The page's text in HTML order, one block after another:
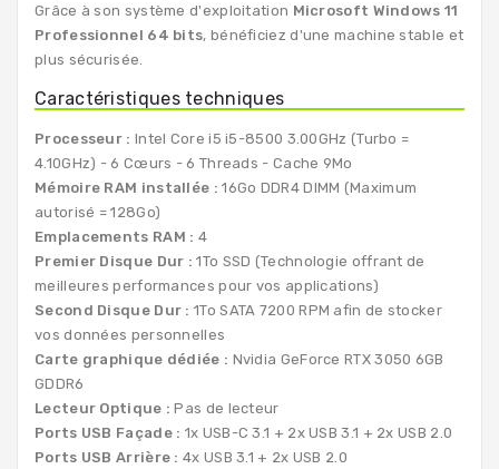
Grâce à son système d'exploitation Microsoft Windows 11
Professionnel 64 bits, bénéficiez d'une machine stable et
plus sécurisée.
Caractéristiques techniques
Processeur : Intel Core i5 i5-8500 3.00GHz (Turbo =
4.10GHz) - 6 Cœurs - 6 Threads - Cache 9Mo
Mémoire RAM installée :16Go DDR4 DIMM (Maximum
autorisé = 128Go)
Emplacements RAM : 4
Premier Disque Dur : 1To SSD (Technologie offrant de
meilleures performances pour vos applications)
Second Disque Dur : 1To SATA 7200 RPM afin de stocker
vos données personnelles
Carte graphique dédiée : Nvidia GeForce RTX 3050 6GB
GDDR6
Lecteur Optique : Pas de lecteur
Ports USB Façade : 1x USB-C 3.1 + 2x USB 3.1 + 2x USB 2.0
Ports USB Arrière : 4x USB 3.1 + 2x USB 2.0